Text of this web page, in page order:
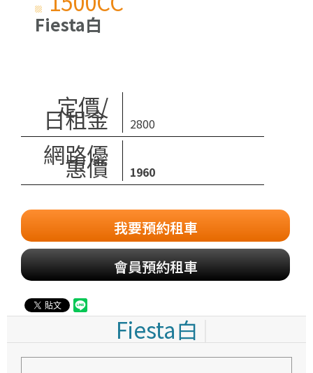
Fiesta白
定價/
日租金 2800
網路優
惠價 1960
我要預約租車
會員預約租車
Fiesta白